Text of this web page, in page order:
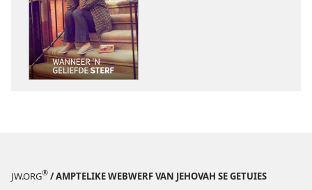
JW.ORG® / AMPTELIKE WEBWERF VAN JEHOVAH SE GETUIES